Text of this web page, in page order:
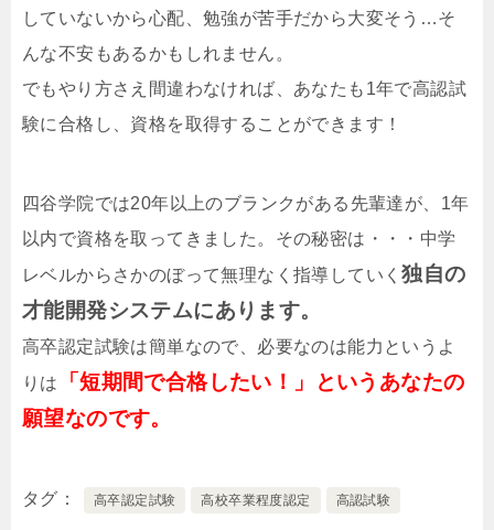
していないから心配、勉強が苦手だから大変そう…そ
んな不安もあるかもしれません。
でもやり方さえ間違わなければ、あなたも1年で高認試
験に合格し、資格を取得することができます！
四谷学院では20年以上のブランクがある先輩達が、1年
以内で資格を取ってきました。その秘密は・・・中学
レベルからさかのぼって無理なく指導していく独自の
才能開発システムにあります。
高卒認定試験は簡単なので、必要なのは能力というよ
りは
「短期間で合格したい！」というあなたの
願望なのです。
タグ 高卒認定試験 高校卒業程度認定 高認試験